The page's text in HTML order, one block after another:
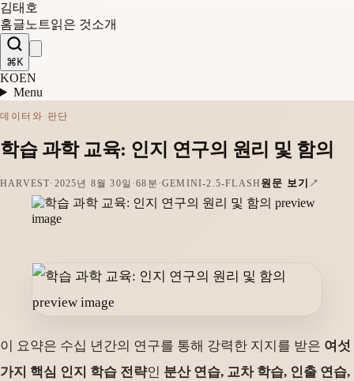
김태호
홈글 노트읽은 것소개
⌘K
KOEN
Menu
데이터와 판단
학습 과학 교육: 인지 연구의 원리 및 함의
HARVEST· 2025년 8월 30일 ·68분 ·GEMINI-2.5-FLASH 원문 보기
이 요약은 수십 년간의 연구를 통해 강력한 지지를 받은 여섯
가지 핵심 인지 학습 전략인 분산 연습, 교차 학습, 인출 연습,